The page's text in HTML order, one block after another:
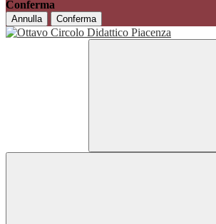
Conferma
Annulla Conferma